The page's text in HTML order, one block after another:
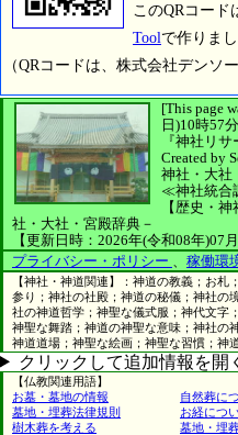
このQRコード
Toolで作りまし
（QRコードは、株式会社デンソ
[This page
日)10時57
『神社リ
Created by
神社・大社
≪神社統合
【歴史・
社・大社・宮殿辞典－
【更新日時：2026年(令和08年)07
プライバシー・ポリシー
稼働環
【神社・神道関連】：神道の教義；お
参り；神社の社殿；神道の秘儀；神社の
社の神道哲学；神聖な儀式服；神代文字
神聖な舞踏；神道の神聖な意味；神社の
神道道場；神聖な絵画；神聖な習慣；神
クリックして追加情報を開
【仏教関連用語】
お墓・墓地の情報
自然葬に
墓地・埋葬法律規則
お経につ
樹木葬を考える
墓地・埋